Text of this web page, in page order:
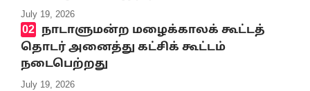
July 19, 2026
நாடாளுமன்ற மழைக்காலக் கூட்டத்
தொடர் அனைத்து கட்சிக் கூட்டம்
நடைபெற்றது
July 19, 2026